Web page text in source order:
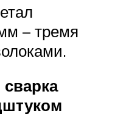
– тремя